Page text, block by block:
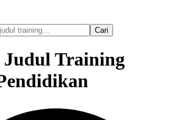
Training